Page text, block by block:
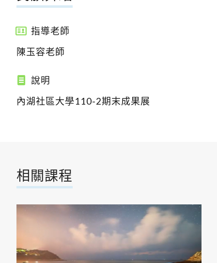
指導老師
陳玉容老師
說明
內湖社區大學110-2期末成果展
相關課程